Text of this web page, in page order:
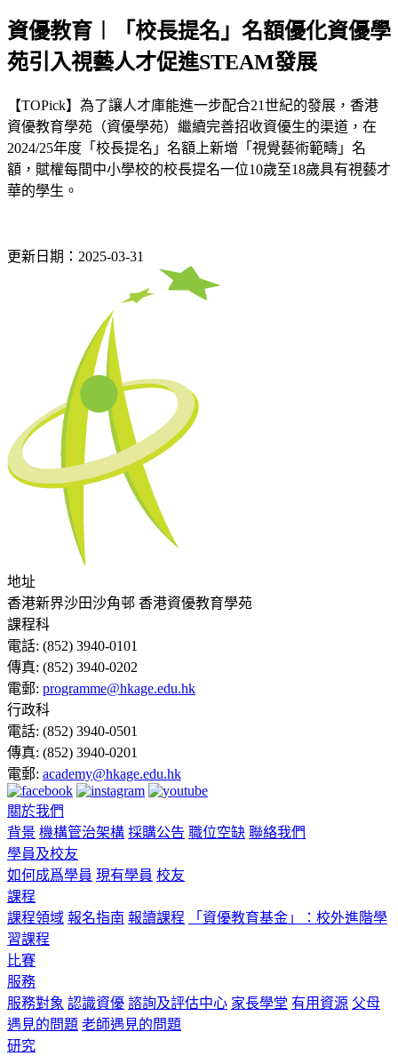
資優教育︱「校長提名」名額優化資優學
苑引入視藝人才促進STEAM發展
【TOPick】為了讓人才庫能進一步配合21世紀的發展，香港
資優教育學苑（資優學苑）繼續完善招收資優生的渠道，在
2024/25年度「校長提名」名額上新增「視覺藝術範疇」名
額，賦權每間中小學校的校長提名一位10歲至18歲具有視藝才
華的學生。
更新日期：2025-03-31
地址
香港新界沙田沙角邨 香港資優教育學苑
課程科
電話: (852) 3940-0101
傳真: (852) 3940-0202
電郵: programme@hkage.edu.hk
行政科
電話: (852) 3940-0501
傳真: (852) 3940-0201
電郵: academy@hkage.edu.hk
關於我們
背景 機構管治架構 採購公告 職位空缺 聯絡我們
學員及校友
如何成爲學員 現有學員 校友
課程
課程領域 報名指南 報讀課程
「資優教育基金」：校外進階學
習課程
比賽
服務
服務對象 認識資優 諮詢及評估中心 家長學堂 有用資源 父母
遇見的問題 老師遇見的問題
研究